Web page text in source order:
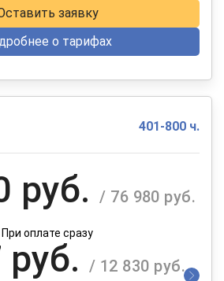
заявку
о тарифах
401-800 ч.
руб. / 76 980 руб.
При оплате сразу
/ 12 830 руб.